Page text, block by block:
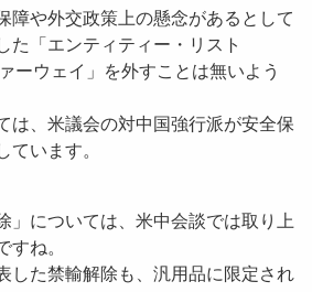
障や外交政策上の懸念があるとして
た「エンティティー・リスト
ーウェイ 」を外すことは無いよう
は、米議会の対中国強行派が安全保
います。
」については、米中会談では取り上
ね。
した禁輸解除も、汎用品に限定され